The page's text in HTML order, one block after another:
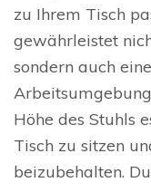
zu Ihrem Tisch
gewährleistet
sondern auch
Höhe des Stuhls
Tisch zu sitzen
beizubehalten.